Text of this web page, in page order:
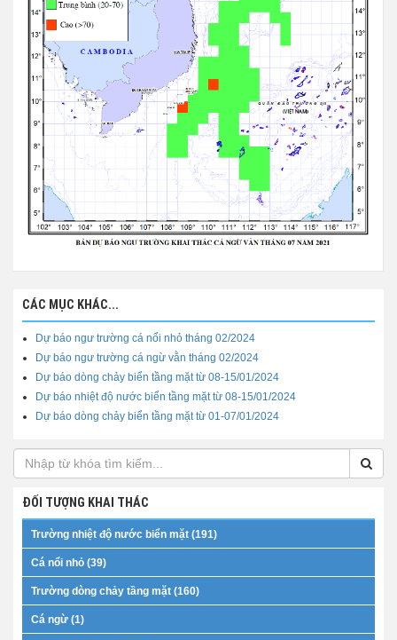
CÁC MỤC KHÁC...
Dự báo ngư trường cá nổi nhỏ tháng 02/2024
Dự báo ngư trường cá ngừ vằn tháng 02/2024
Dự báo dòng chảy biển tầng mặt từ 08-15/01/2024
Dự báo nhiệt độ nước biển tầng mặt từ 08-15/01/2024
Dự báo dòng chảy biển tầng mặt từ 01-07/01/2024
ĐỐI TƯỢNG KHAI THÁC
Trường nhiệt độ nước biển mặt (191)
Cá nổi nhỏ (39)
Trường dòng chảy tầng mặt (160)
Cá ngừ (1)